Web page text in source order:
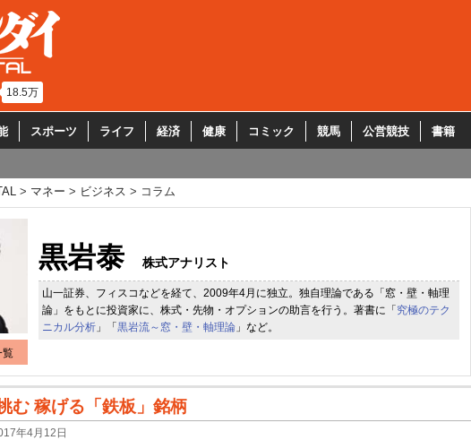
18.5万
スポーツ ライフ 経済 健康 コミック 競馬 公営競技 書籍
マネー ビジネス コラム
覧
黒岩泰 株式アナリスト
山一証券、フィスコなどを経て、2009年4月に独立。独自理論である「窓・壁・軸理
論」をもとに投資家に、株式・先物・オプションの助言を行う。著書に「 究極のテク
ニカル分析 」「 黒岩流～窓・壁・軸理論 」など。
む 稼げる「鉄板」銘柄
年4月12日